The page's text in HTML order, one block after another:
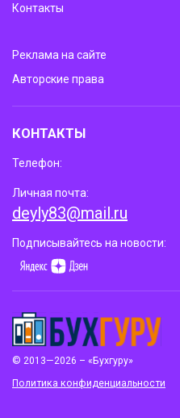
© 2013—2026 – «Бухгуру»
Политика конфиденциальности
Контакты
Реклама на сайте
Авторские права
КОНТАКТЫ
Телефон:
Личная почта:
deyly83@mail.ru
Подписывайтесь на новости: